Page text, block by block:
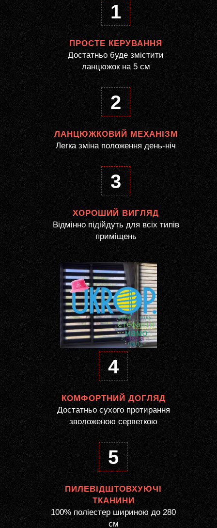
1
ПРОСТЕ КЕРУВАННЯ
Достатньо буде змістити
ланцюжок на 5 см
2
ЛАНЦЮЖКОВИЙ МЕХАНІЗМ
Легка зміна положення день-ніч
3
ХОРОШИЙ ВИГЛЯД
Відмінно підійдуть для всіх типів
приміщень
4
КОМФОРТНИЙ ДОГЛЯД
Достатньо сухого протирання
зволоженою серветкою
5
ПИЛЕВІДШТОВХУЮЧІ
ТКАНИНИ
100% поліестер шириною до 280
см